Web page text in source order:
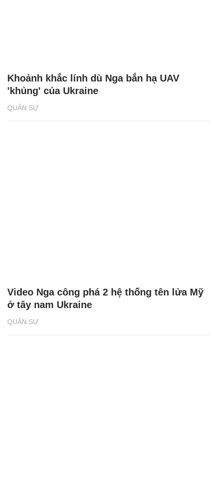
QUÂN SỰ
Khoảnh khắc lính dù Nga bắn hạ UAV
'khủng' của Ukraine
QUÂN SỰ
Video Nga công phá 2 hệ thống tên lửa Mỹ
ở tây nam Ukraine